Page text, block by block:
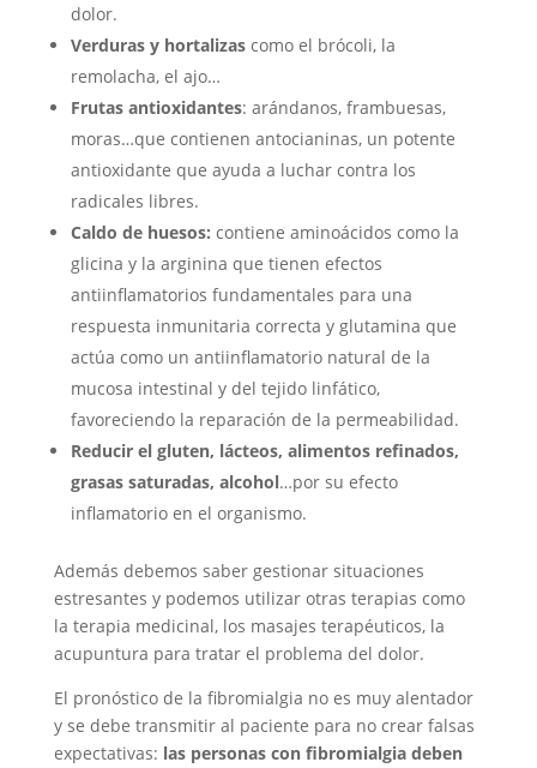
dolor.
Verduras y hortalizascomo el brócoli, la
remolacha, el ajo…
Frutas antioxidantes: arándanos, frambuesas,
moras…que contienen antocianinas, un potente
antioxidante que ayuda a luchar contra los
radicales libres.
Caldo de huesos: contiene aminoácidos como la
glicina y la arginina que tienen efectos
antiinflamatorios fundamentales para una
respuesta inmunitaria correcta y glutamina que
actúa como un antiinflamatorio natural de la
mucosa intestinal y del tejido linfático,
favoreciendo la reparación de la permeabilidad.
Reducir el gluten, lácteos, alimentos refinados,
grasas saturadas, alcohol…por su efecto
inflamatorio en el organismo.
Además debemos saber gestionar situaciones
estresantes y podemos utilizar otras terapias como
la terapia medicinal, los masajes terapéuticos, la
acupuntura para tratar el problema del dolor.
El pronóstico de la fibromialgia no es muy alentador
y se debe transmitir al paciente para no crear falsas
expectativas: las personas con fibromialgia deben